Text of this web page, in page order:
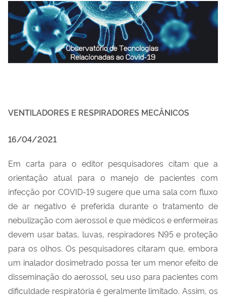
VENTILADORES E RESPIRADORES MECÂNICOS
16/04/2021
Em carta para o editor pesquisadores citam que a
orientação atual para o manejo de pacientes com
infecção por COVID-19 sugere que uma sala com fluxo
de ar negativo é preferida durante o tratamento de
nebulização com aerossol e que médicos e enfermeiras
devem usar batas, luvas, respiradores N95 e proteção
para os olhos. Os pesquisadores citaram que, embora
um inalador dosimetrado possa ter um menor efeito de
disseminação do aerossol, seu uso para pacientes com
dificuldade respiratória é geralmente limitado. Assim, os